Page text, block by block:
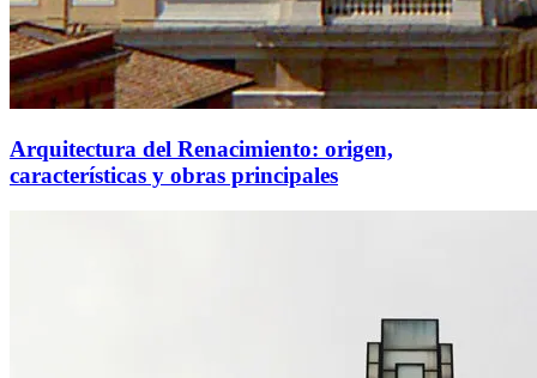
Arquitectura del Renacimiento: origen,
características y obras principales